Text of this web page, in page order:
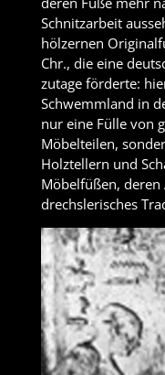
Schnitzarbeit
hölzernen
Chr., die eine
zutage förderte:
Schwemmland in
nur eine Fülle von
Möbelteilen,
Holztellern und
Möbelfüßen,
drechslerisches